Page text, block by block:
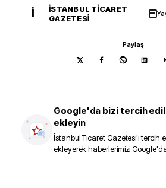
İ
İSTANBUL TICARET
GAZETESI
Paylaş
Google'da bizi tercih
ekleyin
İstanbul Ticaret Gazetesi'i tercih
ekleyerek haberlerimizi